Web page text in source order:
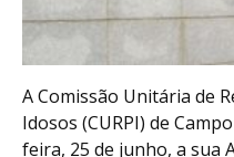
A Comissão Unitária de
Idosos (CURPI) de
feira, 25 de junho, a sua